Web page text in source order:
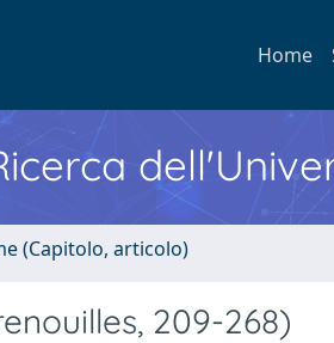
Home
(Capitolo, articolo)
209-268)